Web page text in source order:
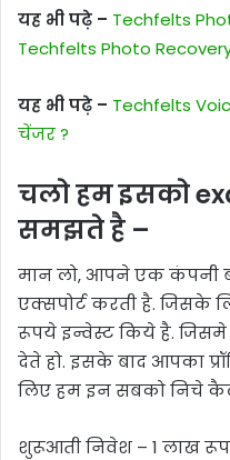
यह भी पढ़े – Techfelts
Techfelts Photo
यह भी पढ़े – Techfelts
चेंजर ?
चलो हम इसको
समझते है –
मान लो, आपने एक कंपनी
एक्सपोर्ट करती है. जिसके
रूपये इन्वेस्ट किये है.
देते हो. इसके बाद आपका
लिए हम इन सबको निचे
शुरूआती निवेश – 1 लाख